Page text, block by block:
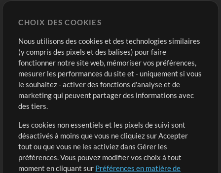
Modèles ProPresenter
Sons
Boutique
Acheter des crédits
Contenu gratuit
Demander les pistes
Extras
Sessions
Soumettre votre contenu
Compte
Connexion
S'inscrire
CHOIX DES COOKIES
Nous utilisons des cookies et des technologies similaires
(y compris des pixels et des balises) pour faire
fonctionner notre site web, mémoriser vos préférences,
mesurer les performances du site et - uniquement si vous
le souhaitez - activer des fonctions d'analyse et de
marketing qui peuvent partager des informations avec
des tiers.
Les cookies non essentiels et les pixels de suivi sont
désactivés à moins que vous ne cliquiez sur Accepter
tout ou que vous ne les activiez dans Gérer les
préférences. Vous pouvez modifier vos choix à tout
moment en cliquant sur Préférences en matière de